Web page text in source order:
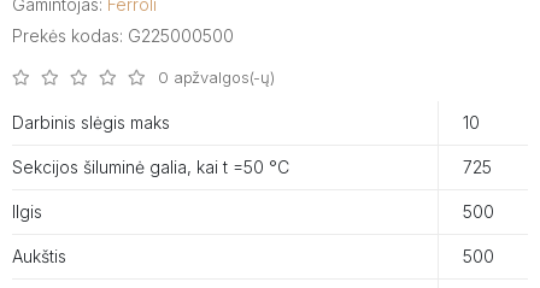
Prekės kodas: G225000500
0 apžvalgos(-ų)
Darbinis slėgis maks 10
Sekcijos šiluminė galia, kai t =50 °C 725
Ilgis 500
Aukštis 500